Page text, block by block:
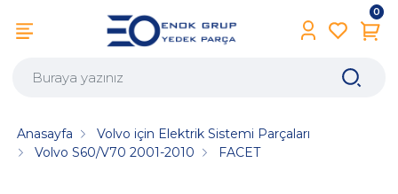
0
Anasayfa
Volvo için Elektrik Sistemi Parçaları
Volvo S60/V70 2001-2010
FACET